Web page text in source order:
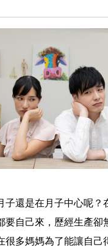
子還是在月子中心呢？
要自己來，歷經生產卻
很多媽媽為了能讓自己